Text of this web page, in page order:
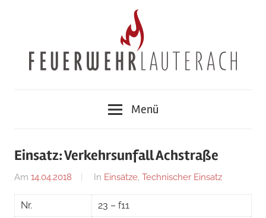
Lauterach
Menü
Einsatz: Verkehrsunfall Achstraße
Am 14.04.2018
Von
adrian
In Einsätze, Technischer Einsatz
Nr.
23 – f11